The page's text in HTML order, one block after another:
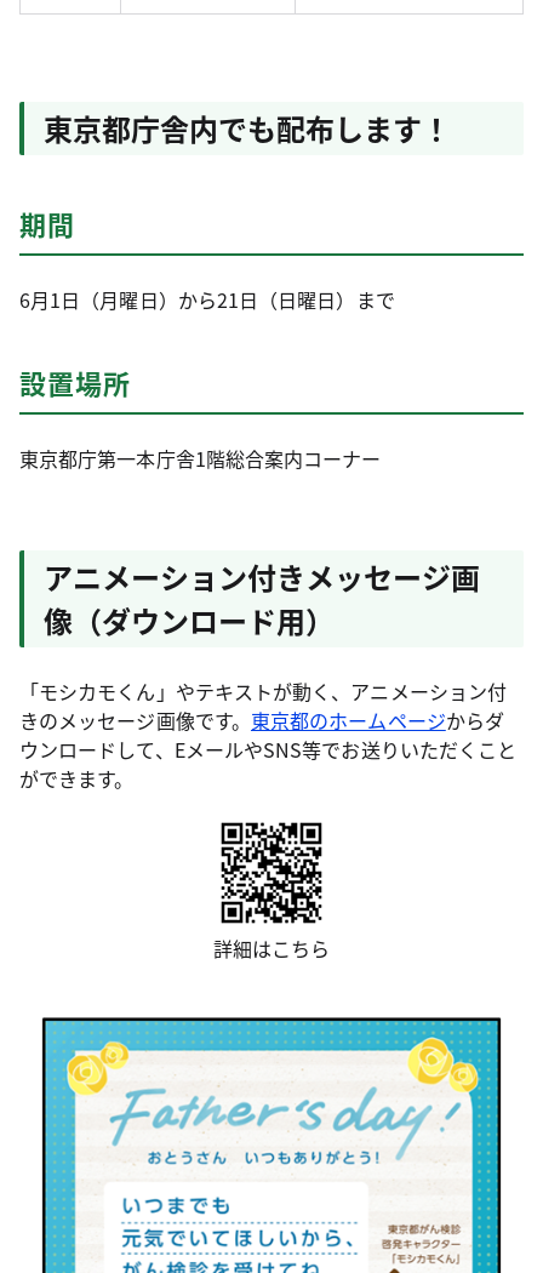
東京都庁舎内でも配布します！
期間
6月1日（月曜日）から21日（日曜日）まで
設置場所
東京都庁第一本庁舎1階総合案内コーナー
アニメーション付きメッセージ画
像（ダウンロード用）
「モシカモくん」やテキストが動く、アニメーション付
きのメッセージ画像です。 東京都のホームページからダ
ウンロードして、EメールやSNS等でお送りいただくこと
ができます。
詳細はこちら